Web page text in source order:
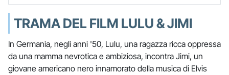
TRAMA DEL FILM LULU & JIMI
In Germania, negli anni '50, Lulu, una ragazza ricca oppressa
da una mamma nevrotica e ambiziosa, incontra Jimi, un
giovane americano nero innamorato della musica di Elvis